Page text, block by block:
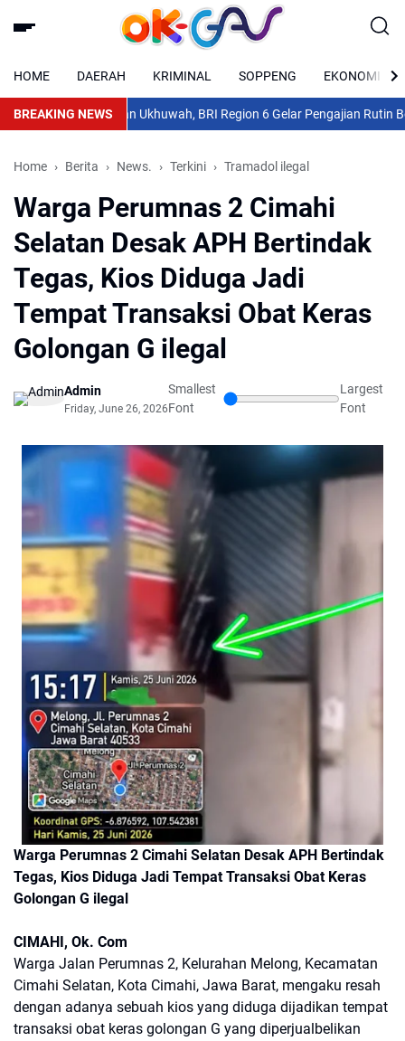
HOME DAERAH KRIMINAL SOPPENG EKONOMI
BREAKING NEWS
Keimanan dan Ukhuwah, BRI Region 6 Gelar Pengajian Rutin
Home Berita News. Terkini Tramadol ilegal
Warga Perumnas 2 Cimahi
Selatan Desak APH Bertindak
Tegas, Kios Diduga Jadi
Tempat Transaksi Obat Keras
Golongan G ilegal
Admin
Friday, June 26, 2026
Smallest
Font
Largest
Font
Warga Perumnas 2 Cimahi Selatan Desak APH Bertindak
Tegas, Kios Diduga Jadi Tempat Transaksi Obat Keras
Golongan G ilegal
CIMAHI, Ok. Com
Warga Jalan Perumnas 2, Kelurahan Melong, Kecamatan
Cimahi Selatan, Kota Cimahi, Jawa Barat, mengaku resah
dengan adanya sebuah kios yang diduga dijadikan tempat
transaksi obat keras golongan G yang diperjualbelikan